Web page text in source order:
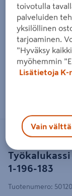
Työkalukassi
1-196-183
STANLEY
Tuotenumero:
toivotulla
palveluiden
yksilöllinen
tarjoaminen.
”Hyväksy
myöhemmin
Lisätietoja
Vain